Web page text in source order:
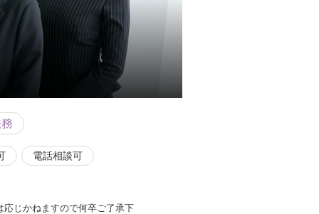
電話相談可
じかねますので何卒ご了承下